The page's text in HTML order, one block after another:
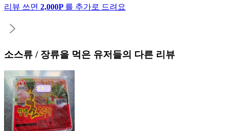
리뷰 쓰면 2,000P 를 추가로 드려요
소스류 / 장류을 먹은 유저들의 다른 리뷰